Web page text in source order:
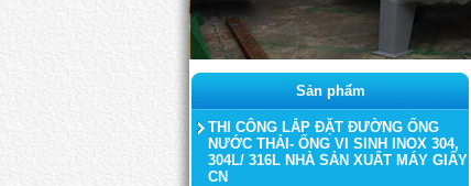
Sản phẩm
THI CÔNG LẮP ĐẶT ĐƯỜNG ỐNG
NƯỚC THẢI- ỐNG VI SINH INOX 304,
304L/ 316L NHÀ SẢN XUẤT MÁY GIẤY
CN